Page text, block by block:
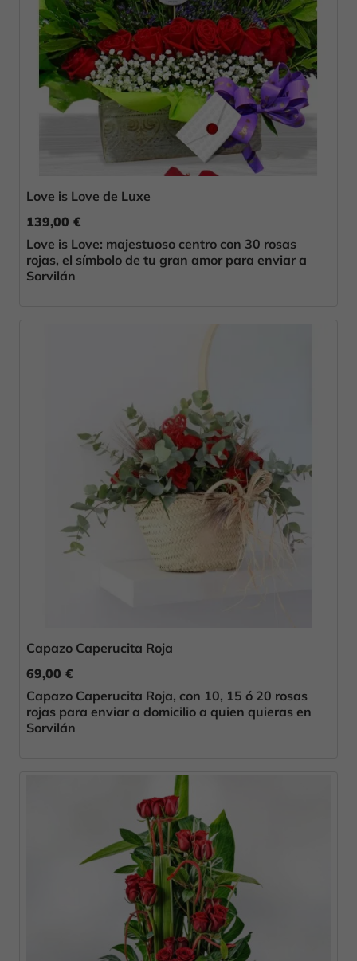
Love is Love de Luxe
139,00 €
Love is Love: majestuoso centro con 30 rosas
rojas, el símbolo de tu gran amor para enviar a
Sorvilán
Capazo Caperucita Roja
69,00 €
Capazo Caperucita Roja, con 10, 15 ó 20 rosas
rojas para enviar a domicilio a quien quieras en
Sorvilán